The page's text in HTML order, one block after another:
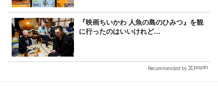
『映画ちいかわ 人魚の島のひみつ』を観
に行ったのはいいけれど…
Recommended by